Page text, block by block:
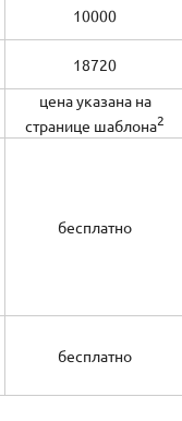
10000
18720
цена указана на
странице шаблона2
бесплатно
бесплатно